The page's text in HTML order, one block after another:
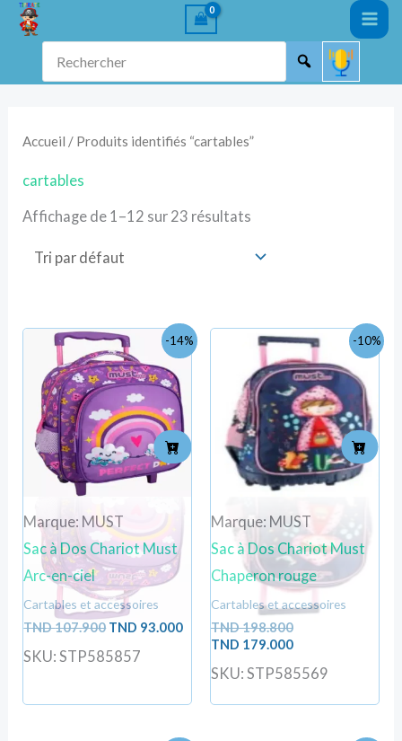
Aller
Rechercher
Accueil / Produits identifiés “cartables”
cartables
Affichage de 1–12 sur 23 résultats
-14%
Marque: MUST
Sac à Dos Chariot Must
Arc-en-ciel
Cartables et accessoires
TND107.900
Le
prix
initial
était :
TND
107.900.
TND 93.000
Le
prix
TND
93.000.
SKU: STP585857
-10%
Marque: MUST
Sac à Dos Chariot Must
Chaperon rouge
Cartables et accessoires
TND198.800
Le
prix
initial
était :
TND
198.800.
TND 179.000
Le
prix
actuel
est :
TND
179.000.
SKU: STP585569